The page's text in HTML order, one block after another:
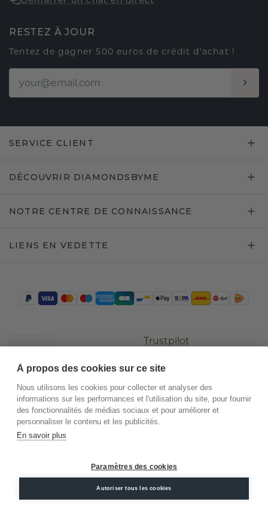
RESTEZ À JOUR
Tentez de gagner 500 euros de crédit d'achat !
SERVICE CLIENT
DÉCOUVRIR DIAMONDSBYME
NOTRE CENTRE DE CONNAISSANCE
LIENS EN VEDETTE
Trustpilot
.DiamondsByMe
Conditions
Confidentialité
Mentions
À propos des cookies sur ce site
Nous utilisons les cookies pour collecter et analyser des
informations sur les performances et l'utilisation du site, pour fournir
des fonctionnalités de médias sociaux et pour améliorer et
personnaliser le contenu et les publicités.
En savoir plus
Paramètres des cookies
Autoriser tous les cookies